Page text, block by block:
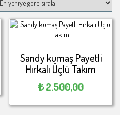
Sandy kumaş Payetli
Hırkalı Üçlü Takım
₺2.500,00